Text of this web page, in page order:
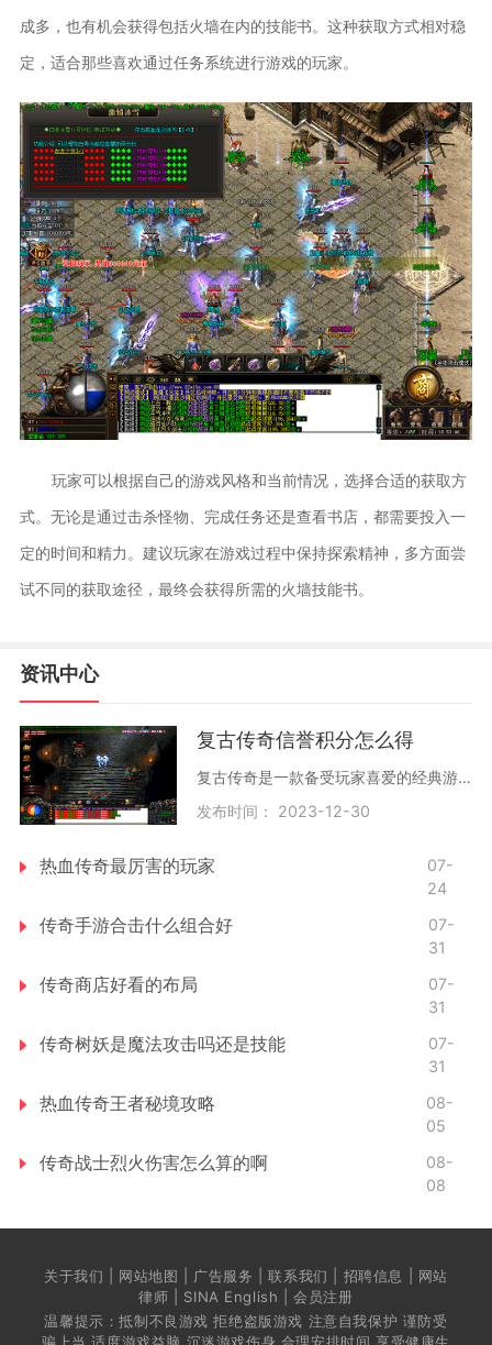
成多，也有机会获得包括火墙在内的技能书。这种获取方式相对稳
定，适合那些喜欢通过任务系统进行游戏的玩家。
玩家可以根据自己的游戏风格和当前情况，选择合适的获取方
式。无论是通过击杀怪物、完成任务还是查看书店，都需要投入一
定的时间和精力。建议玩家在游戏过程中保持探索精神，多方面尝
试不同的获取途径，最终会获得所需的火墙技能书。
资讯中心
复古传奇信誉积分怎么得
复古传奇是一款备受玩家喜爱的经典游戏，拥有独特的游戏性和热爱玩家的社区。在复古传奇中，信誉积分是玩家积累的一种特殊的奖励，它的作用十分重要。我们来看一下信誉积分的
发布时间： 2023-12-30
热血传奇最厉害的玩家
07-
24
传奇手游合击什么组合好
07-
31
传奇商店好看的布局
07-
31
传奇树妖是魔法攻击吗还是技能
07-
31
热血传奇王者秘境攻略
08-
05
传奇战士烈火伤害怎么算的啊
08-
08
关于我们 | 网站地图 | 广告服务 | 联系我们 | 招聘信息 | 网站
律师 | SINA English | 会员注册
温馨提示：抵制不良游戏 拒绝盗版游戏 注意自我保护 谨防受